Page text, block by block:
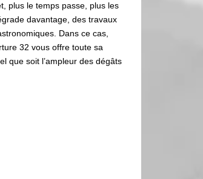
plus le temps passe, plus les
davantage, des travaux
Dans ce cas,
32 vous offre toute sa
que soit l’ampleur des dégâts